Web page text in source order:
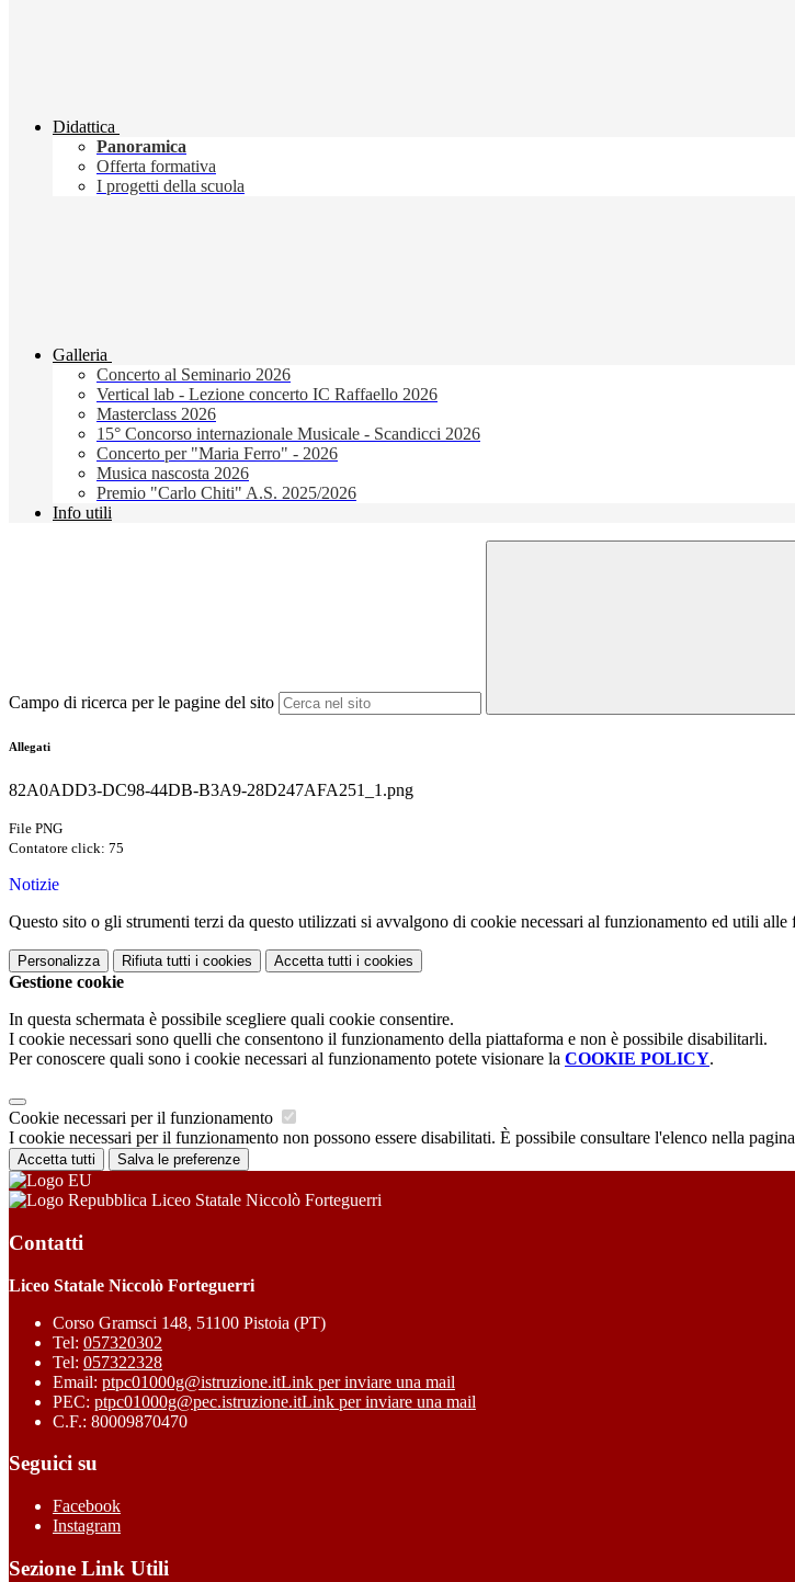
Didattica
Panoramica
Offerta formativa
I progetti della scuola
Galleria
Concerto al Seminario 2026
Vertical lab - Lezione concerto IC Raffaello 2026
Masterclass 2026
15° Concorso internazionale Musicale - Scandicci 2026
Concerto per "Maria Ferro" - 2026
Musica nascosta 2026
Premio "Carlo Chiti" A.S. 2025/2026
Info utili
Campo di ricerca per le pagine del sito
Allegati
82A0ADD3-DC98-44DB-B3A9-28D247AFA251_1.png
File PNG
Contatore click: 75
Notizie
Questo sito o gli strumenti terzi da questo utilizzati si avvalgono di cookie necessari al funzionamento ed utili alle
Personalizza Rifiuta tutti i cookies Accetta tutti i cookies
Gestione cookie
In questa schermata è possibile scegliere quali cookie consentire.
I cookie necessari sono quelli che consentono il funzionamento della piattaforma e non è possibile disabilitarli.
Per conoscere quali sono i cookie necessari al funzionamento potete visionare la COOKIE POLICY.
Cookie necessari per il funzionamento
I cookie necessari per il funzionamento non possono essere disabilitati. È possibile consultare l'elenco nella
Accetta tutti Salva le preferenze
Liceo Statale Niccolò Forteguerri
Contatti
Liceo Statale Niccolò Forteguerri
Corso Gramsci 148, 51100 Pistoia (PT)
Tel: 057320302
Tel: 057322328
Email: ptpc01000g@istruzione.itLink per inviare una mail
PEC: ptpc01000g@pec.istruzione.itLink per inviare una mail
C.F.: 80009870470
Seguici su
Facebook
Instagram
Sezione Link Utili